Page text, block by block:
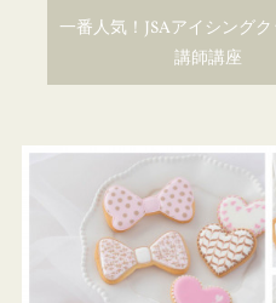
一番人気！JSAアイシング
講師講座